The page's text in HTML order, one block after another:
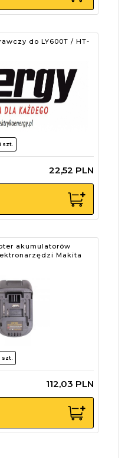
do LY600T / HT-
szt.
22,52 PLN
akumulatorów
Makita
szt.
112,03 PLN